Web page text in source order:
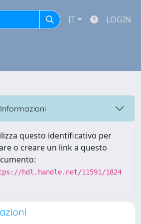
IT LOGIN
Informazioni
questo identificativo per
o creare un link a questo
hdl.handle.net/11591/1824